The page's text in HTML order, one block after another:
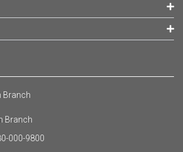
Branch
Branch
000-9800